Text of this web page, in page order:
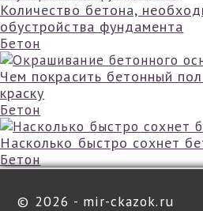
Количество бетона,
обустройства фундамента
Бетон
Чем покрасить бетонный
краску
Бетон
Насколько быстро сохнет
Бетон
© 2026 - mir-ckazok.ru